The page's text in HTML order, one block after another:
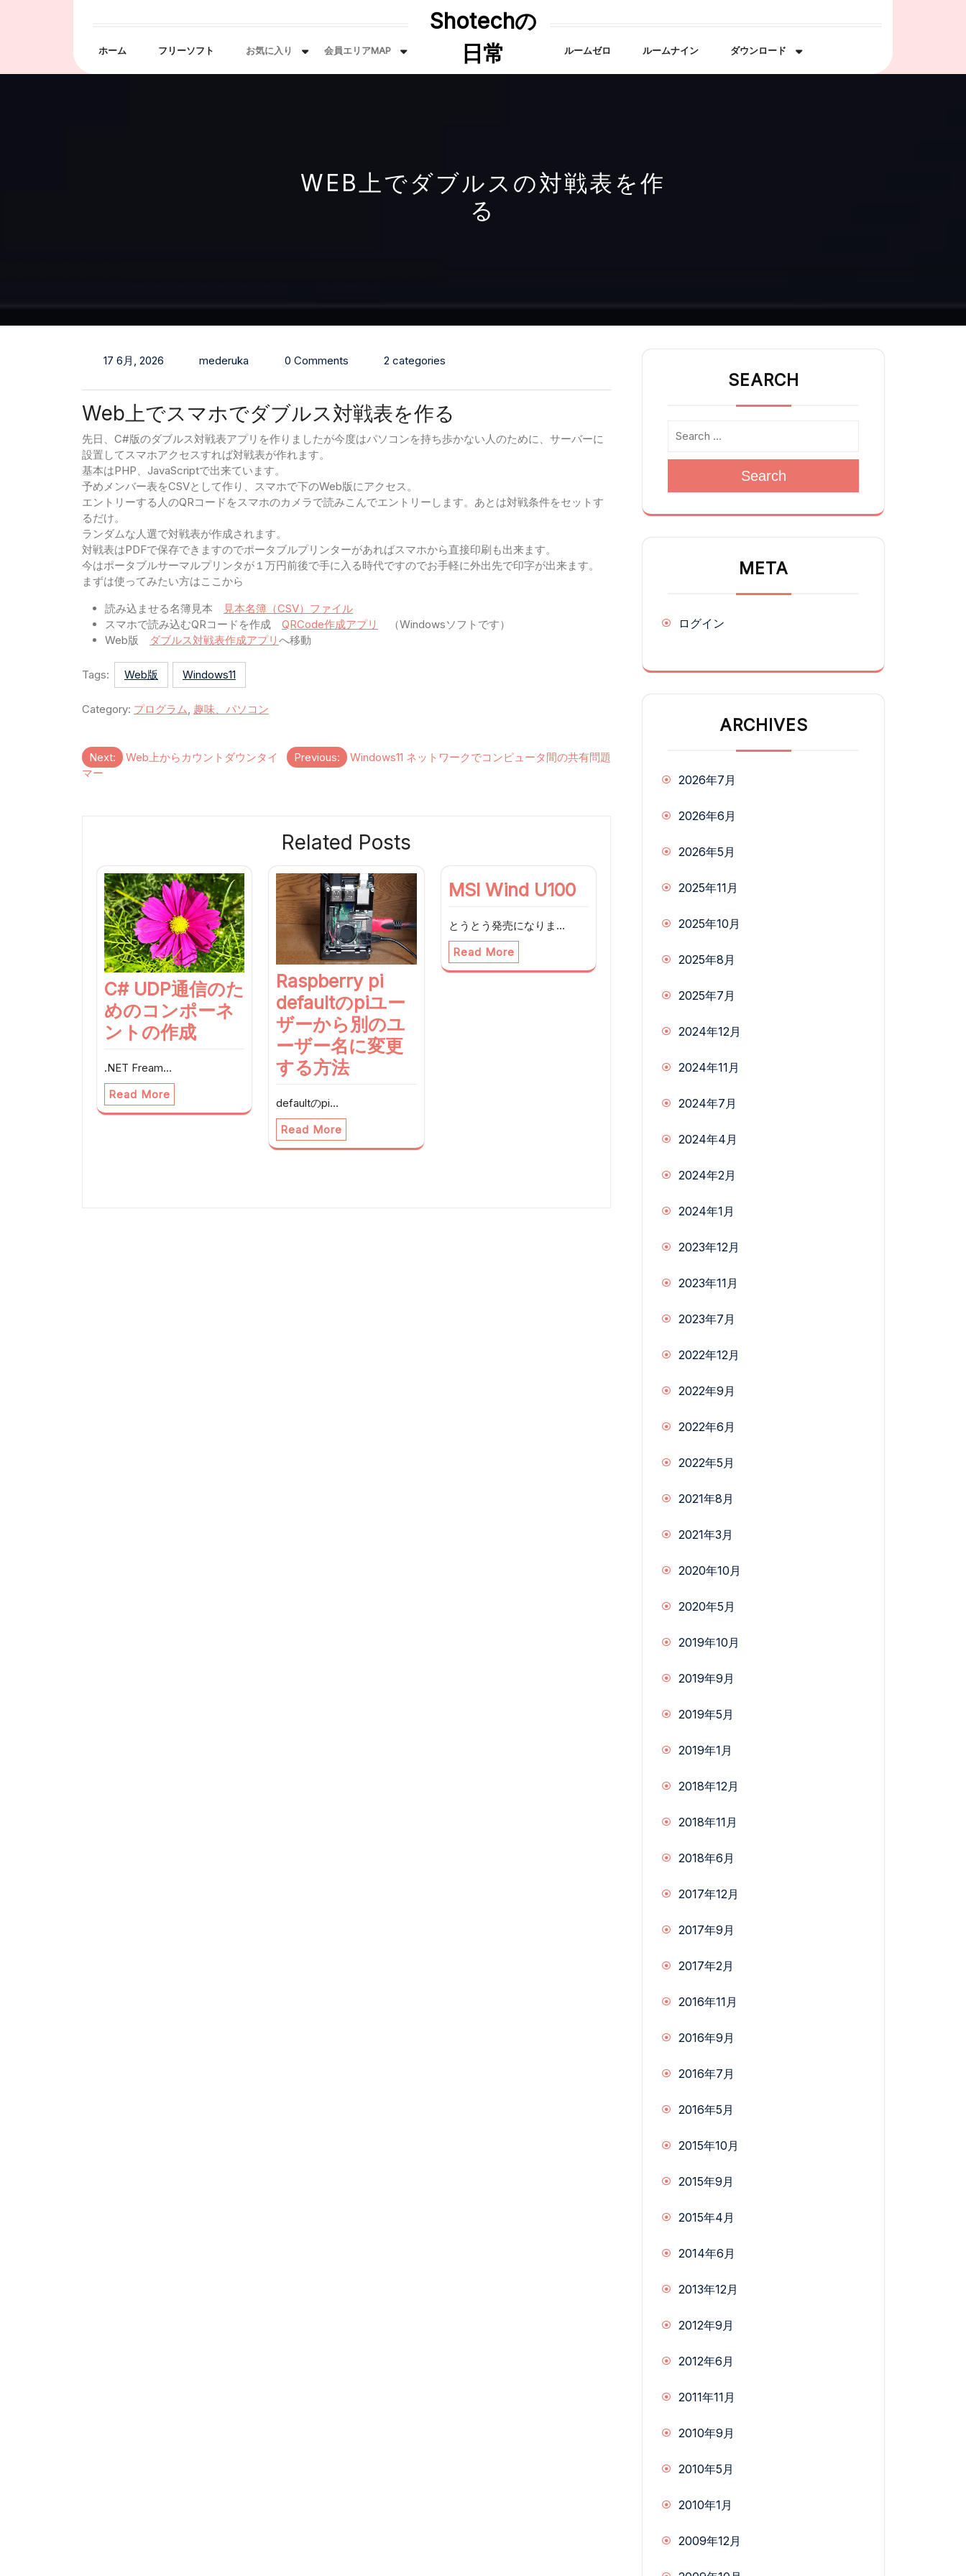
ホーム フリーソフト お気に入り 会員エリアMAP
Shotechの
日常
ルームゼロ ルームナイン ダウンロード
WEB上でダブルスの対戦表を作
る
17 6月, 2026 mederuka 0 Comments 2 categories
Web上でスマホでダブルス対戦表を作る
先日、C#版のダブルス対戦表アプリを作りましたが今度はパソコンを持ち歩かない人のために、サーバーに
設置してスマホアクセスすれば対戦表が作れます。
基本はPHP、JavaScriptで出来ています。
予めメンバー表をCSVとして作り、スマホで下のWeb版にアクセス。
エントリーする人のQRコードをスマホのカメラで読みこんでエントリーします。あとは対戦条件をセットす
るだけ。
ランダムな人選で対戦表が作成されます。
対戦表はPDFで保存できますのでポータブルプリンターがあればスマホから直接印刷も出来ます。
今はポータブルサーマルプリンタが１万円前後で手に入る時代ですのでお手軽に外出先で印字が出来ます。
まずは使ってみたい方はここから
読み込ませる名簿見本
見本名簿（CSV）ファイル
スマホで読み込むQRコードを作成 QRCode作成アプリ
（Windowsソフトです）
Web版
ダブルス対戦表作成アプリ へ移動
Tags: Web版 Windows11
Category: プログラム, 趣味、パソコン
投
ゲ
シ
ョ
ン
Previous: Windows11 ネットワークでコンピュータ間の共有問題
Next:
Web上からカウントダウンタイ
マー
Related Posts
C# UDP通信のた
めのコンポーネ
ントの作成
.NET Fream…
Read More
Raspberry pi
defaultのpiユー
ザーから別のユ
ーザー名に変更
する方法
defaultのpi…
Read More
MSI Wind U100
とうとう発売になりま…
Read More
SEARCH
Search
META
ログイン
ARCHIVES
2026年7月
2026年6月
2026年5月
2025年11月
2025年10月
2025年8月
2025年7月
2024年12月
2024年11月
2024年7月
2024年4月
2024年2月
2024年1月
2023年12月
2023年11月
2023年7月
2022年12月
2022年9月
2022年6月
2022年5月
2021年8月
2021年3月
2020年10月
2020年5月
2019年10月
2019年9月
2019年5月
2019年1月
2018年12月
2018年11月
2018年6月
2017年12月
2017年9月
2017年2月
2016年11月
2016年9月
2016年7月
2016年5月
2015年10月
2015年9月
2015年4月
2014年6月
2013年12月
2012年9月
2012年6月
2011年11月
2010年9月
2010年5月
2010年1月
2009年12月